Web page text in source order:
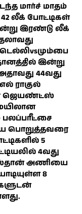
மார்ச் மாதம்
லீக் போட்டிகள்
இரண்டு லீக்
இன்று
44வது
ராகுல்
ஜெயண்ட்ஸ்
பொறுத்தவரை
5
4வது
அணியை
8